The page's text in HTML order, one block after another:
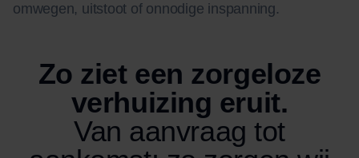
omwegen, uitstoot of onnodige inspanning.
Zo ziet een zorgeloze
verhuizing eruit.
Van aanvraag tot